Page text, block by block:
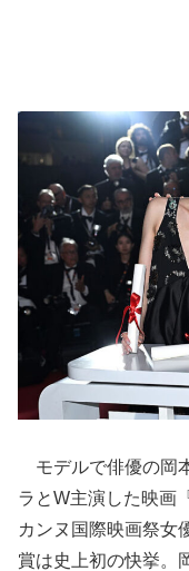
モデルで俳優の岡
ラとW主演した映画
カンヌ国際映画祭⼥
賞は史上初の快挙。